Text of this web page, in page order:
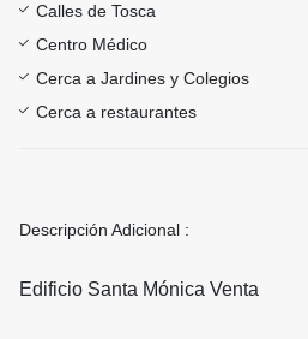
Calles de Tosca
Centro Médico
Cerca a Jardines y Colegios
Cerca a restaurantes
Descripción Adicional :
Edificio Santa Mónica Venta